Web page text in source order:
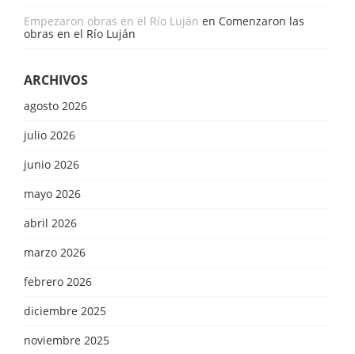
Empezaron obras en el Río Luján en Comenzaron las
obras en el Río Luján
ARCHIVOS
agosto 2026
julio 2026
junio 2026
mayo 2026
abril 2026
marzo 2026
febrero 2026
diciembre 2025
noviembre 2025